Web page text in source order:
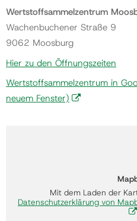
Wertstoffsammelzentrum
Wachenbuchener Straße 9
9062 Moosburg
Hier zu den Öffnungszeiten
Wertstoffsammelzentrum in
neuem Fenster)
Mit dem Laden der
Datenschutzerklärung von